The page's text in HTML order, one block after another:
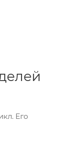
Его